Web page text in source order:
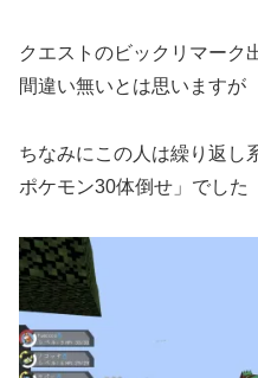
クエストのビックリマーク
間違い無いとは思いますが
ちなみにこの人は繰り返し
ポケモン30体倒せ」でした